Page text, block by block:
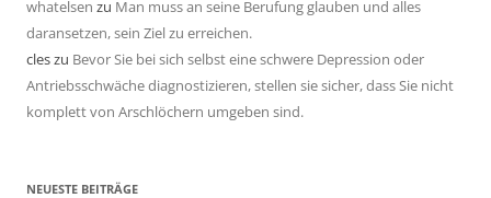
whatelsen zu Man muss an seine Berufung glauben und alles
daransetzen, sein Ziel zu erreichen.
cleszu Bevor Sie bei sich selbst eine schwere Depression oder
Antriebsschwäche diagnostizieren, stellen sie sicher, dass Sie nicht
komplett von Arschlöchern umgeben sind.
NEUESTE BEITRÄGE